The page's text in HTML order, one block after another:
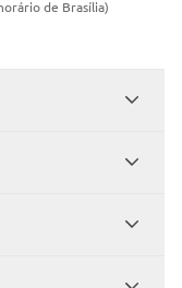
de Brasília)